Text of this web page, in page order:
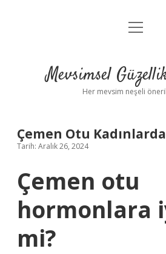
Anasayfa
Yasal Uyarı
menüyü
Mevsimsel
Her mevsim neşeli
Çemen Otu
Tarih: Aralık 26, 2024
Çemen otu
hormonlara
mi?